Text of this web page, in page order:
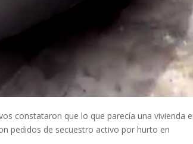
constataron que lo que parecía una vivienda
pedidos de secuestro activo por hurto en